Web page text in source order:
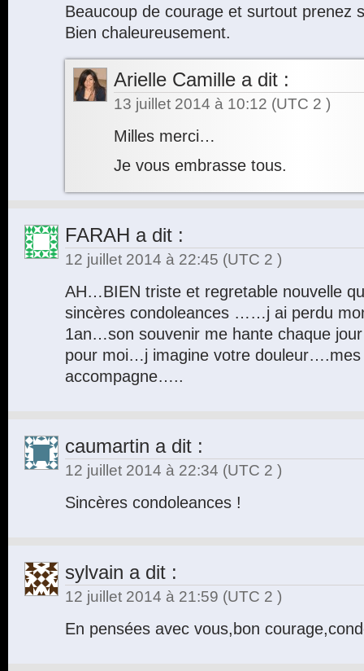
Beaucoup de courage et surtout prenez
Bien chaleureusement.
Arielle Camille a dit :
13 juillet 2014 à 10:12 (UTC 2 )
Milles merci…
Je vous embrasse tous.
FARAH a dit :
12 juillet 2014 à 22:45 (UTC 2 )
AH…BIEN triste et regretable nouvelle
sincères condoleances ……j ai perdu
1an…son souvenir me hante chaque
pour moi…j imagine votre douleur….mes
accompagne…..
caumartin a dit :
12 juillet 2014 à 22:34 (UTC 2 )
Sincères condoleances !
sylvain a dit :
12 juillet 2014 à 21:59 (UTC 2 )
En pensées avec vous,bon